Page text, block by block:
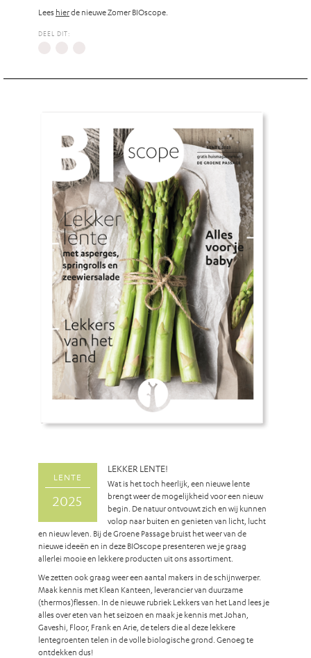
Leeshierde nieuwe Zomer BIOscope.
DEEL DIT:
LENTE
2025
LEKKER LENTE!
Wat is het toch heerlijk, een nieuwe lente
brengt weer de mogelijkheid voor een nieuw
begin. De natuur ontvouwt zich en wij kunnen
volop naar buiten en genieten van licht, lucht
en nieuw leven. Bij de Groene Passage bruist het weer van de
nieuwe ideeën en in deze BIOscope presenteren we je graag
allerlei mooie en lekkere producten uit ons assortiment.
We zetten ook graag weer een aantal makers in de schijnwerper.
Maak kennis met Klean Kanteen, leverancier van duurzame
(thermos)flessen. In de nieuwe rubriek Lekkers van het Land lees je
alles over eten van het seizoen en maak je kennis met Johan,
Gaveshi, Floor, Frank en Arie, de telers die al deze lekkere
lentegroenten telen in de volle biologische grond. Genoeg te
ontdekken dus!